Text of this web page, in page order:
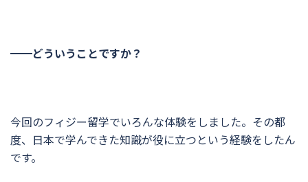
━━どういうことですか？
今回のフィジー留学でいろんな体験をしました。その都
度、日本で学んできた知識が役に立つという経験をしたん
です。